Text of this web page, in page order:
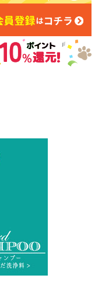
ャットフード
・おさんぽ用品
ニアサポート